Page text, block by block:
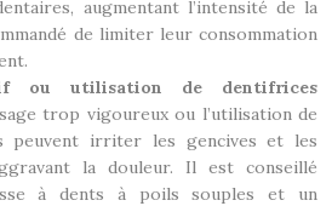
augmentant l’intensité de la
de limiter leur consommation
ou utilisation de dentifrices
trop vigoureux ou l’utilisation de
peuvent irriter les gencives et les
la douleur. Il est conseillé
à dents à poils souples et un